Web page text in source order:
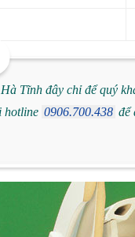
Tĩnh đây chỉ để quý
hotline 0906.700.438 để